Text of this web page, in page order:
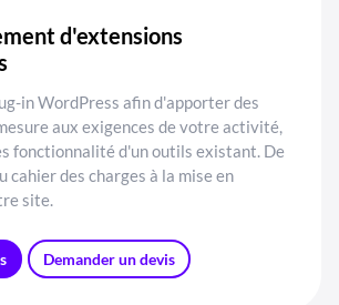
d'extensions
in WordPress afin d'apporter des
aux exigences de votre activité,
fonctionnalité d'un outils existant. De
cahier des charges à la mise en
site.
Demander un devis